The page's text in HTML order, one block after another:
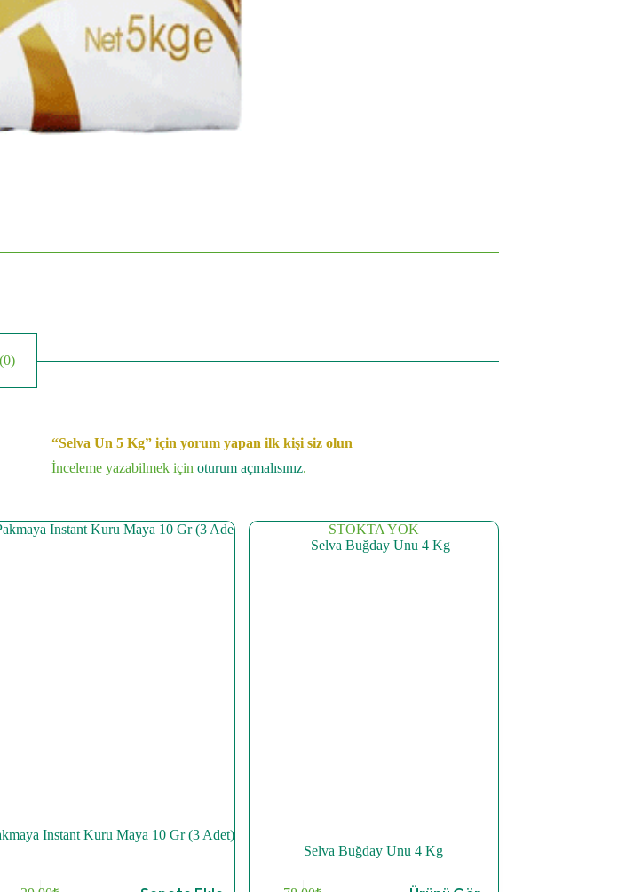
“Selva Un 5 Kg” için yorum yapan ilk kişi siz olun
İnceleme yazabilmek için oturum açmalısınız.
Instant Kuru Maya 10 Gr (3 Adet)
STOKTA YOK
Selva Buğday Unu 4 Kg